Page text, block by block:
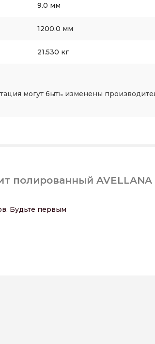
9.0 мм
1200.0 мм
21.530 кг
могут быть изменены
полированный AVELLANA
Будьте первым